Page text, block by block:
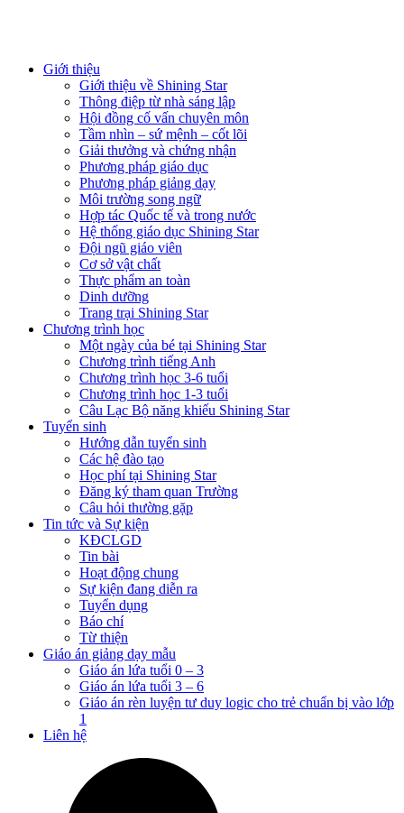
Giới thiệu
Giới thiệu về Shining Star
Thông điệp từ nhà sáng lập
Hội đồng cố vấn chuyên môn
Tầm nhìn – sứ mệnh – cốt lõi
Giải thưởng và chứng nhận
Phương pháp giáo dục
Phương pháp giảng dạy
Môi trường song ngữ
Hợp tác Quốc tế và trong nước
Hệ thống giáo dục Shining Star
Đội ngũ giáo viên
Cơ sở vật chất
Thực phẩm an toàn
Dinh dưỡng
Trang trại Shining Star
Chương trình học
Một ngày của bé tại Shining Star
Chương trình tiếng Anh
Chương trình học 3-6 tuổi
Chương trình học 1-3 tuổi
Câu Lạc Bộ năng khiếu Shining Star
Tuyển sinh
Hướng dẫn tuyển sinh
Các hệ đào tạo
Học phí tại Shining Star
Đăng ký tham quan Trường
Câu hỏi thường gặp
Tin tức và Sự kiện
KĐCLGD
Tin bài
Hoạt động chung
Sự kiện đang diễn ra
Tuyển dụng
Báo chí
Từ thiện
Giáo án giảng dạy mẫu
Giáo án lứa tuổi 0 – 3
Giáo án lứa tuổi 3 – 6
Giáo án rèn luyện tư duy logic cho trẻ chuẩn bị vào lớp
1
Liên hệ